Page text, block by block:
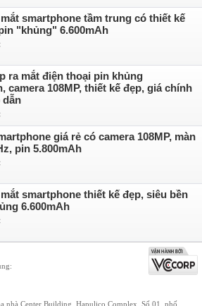
smartphone tầm trung có thiết kế
"khủng" 6.600mAh
ra mắt điện thoại pin khủng
camera 108MP, thiết kế đẹp, giá chính
dẫn
giá rẻ có camera 108MP, màn
pin 5.800mAh
smartphone thiết kế đẹp, siêu bền
6.600mAh
nhà Center Building, Hapulico Complex, Số 01, phố